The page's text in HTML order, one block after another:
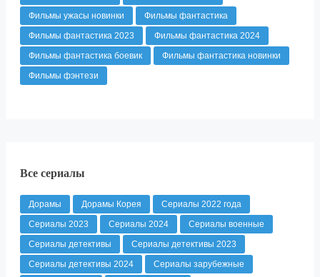
Фильмы ужасы новинки
Фильмы фантастика
Фильмы фантастика 2023
Фильмы фантастика 2024
Фильмы фантастика боевик
Фильмы фантастика новинки
Фильмы фэнтези
Все сериалы
Дорамы Дорамы Корея
Сериалы 2022 года
Сериалы 2023
Сериалы 2024
Сериалы военные
Сериалы детективы
Сериалы детективы 2023
Сериалы детективы 2024
Сериалы зарубежные